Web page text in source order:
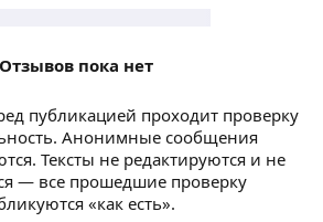
Отзывов пока нет
публикацией проходит проверку
Анонимные сообщения
Тексты не редактируются и не
— все прошедшие проверку
«как есть».